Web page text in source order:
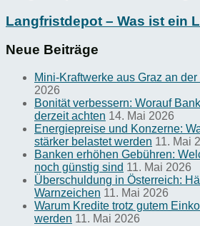
Langfristdepot – Was ist ein
Neue Beiträge
Mini-Kraftwerke aus Graz an
2026
Bonität verbessern: Worauf
derzeit achten 14. Mai 2026
Energiepreise und Konzerne:
stärker belastet werden 11. Mai
Banken erhöhen Gebühren:
noch günstig sind 11. Mai 2026
Überschuldung in Österreich:
Warnzeichen 11. Mai 2026
Warum Kredite trotz gutem
werden 11. Mai 2026